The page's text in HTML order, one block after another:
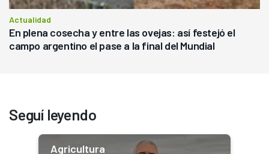
Actualidad
En plena cosecha y entre las ovejas: así festejó el
campo argentino el pase a la final del Mundial
Seguí leyendo
Agricultura